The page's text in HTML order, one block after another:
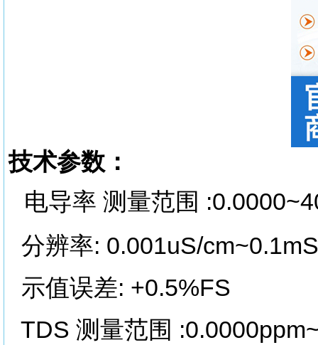
技术参数：
电导率 测量范围
分辨率: 0.001uS/
示值误差: +0.5%FS
TDS 测量范围